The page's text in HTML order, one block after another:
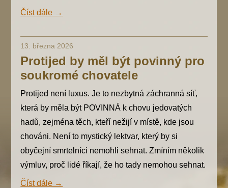
Číst dále →
13. března 2026
Protijed by měl být povinný pro
soukromé chovatele
Protijed není luxus. Je to nezbytná záchranná síť,
která by měla být POVINNÁ k chovu jedovatých
hadů, zejména těch, kteří nežijí v místě, kde jsou
chováni. Není to mystický lektvar, který by si
obyčejní smrtelníci nemohli sehnat. Zmíním několik
výmluv, proč lidé říkají, že ho tady nemohou sehnat.
Číst dále →